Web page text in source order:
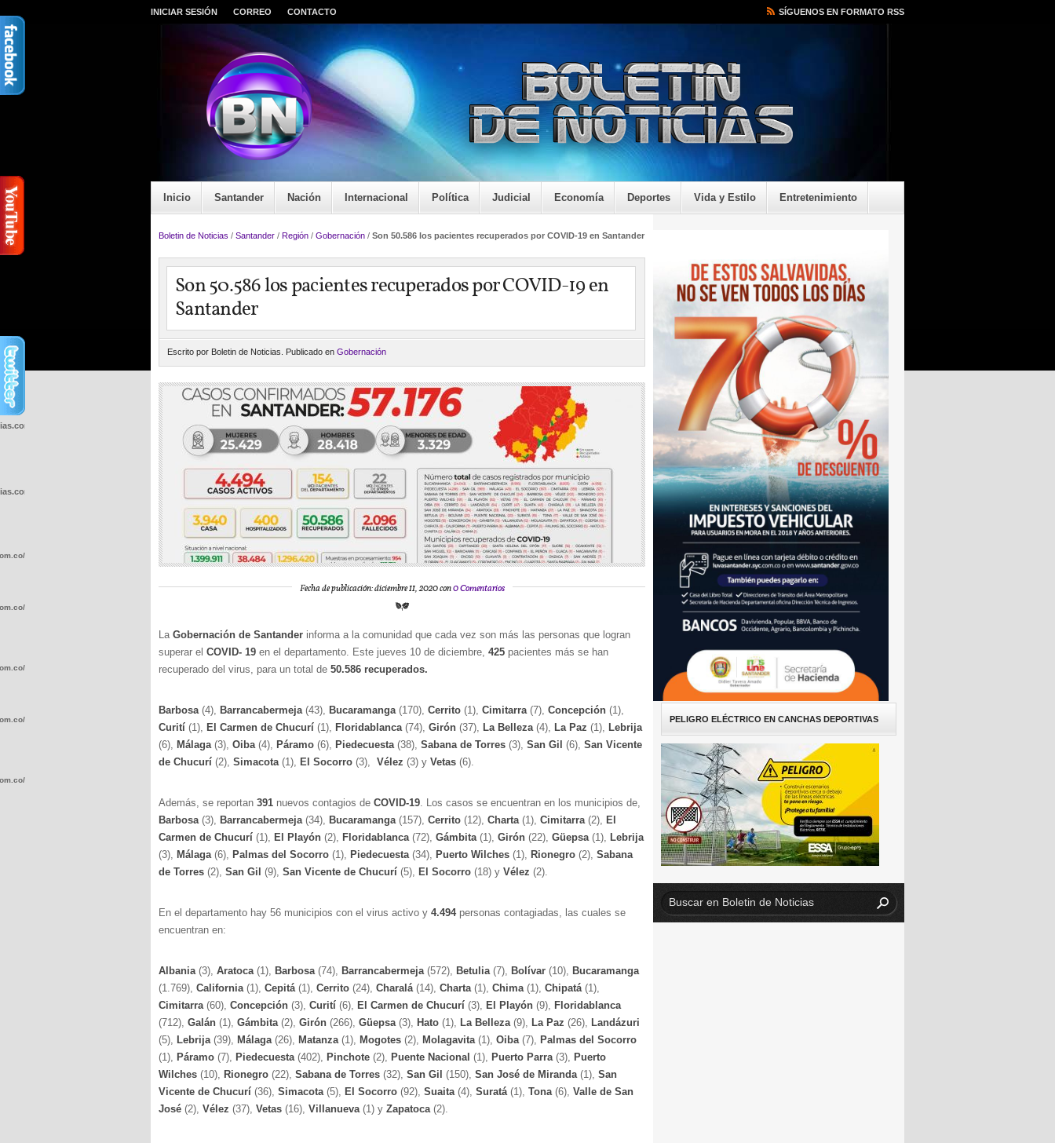
INICIAR SESIÓN CORREO CONTACTO SÍGUENOS EN FORMATO RSS
Inicio Santander Nación Internacional Política Judicial Economía Deportes Vida y Estilo Entretenimiento
Boletin de Noticias / Santander / Región / Gobernación / Son 50.586 los pacientes recuperados por COVID-19 en Santander
Son 50.586 los pacientes recuperados por COVID-19 en
Santander
Escrito por Boletin de Noticias. Publicado en Gobernación
Fecha de publicación: diciembre 11, 2020 con0 Comentarios
La Gobernación de Santander informa a la comunidad que cada vez son más las personas que logran
superar el COVID- 19 en el departamento. Este jueves 10 de diciembre, 425 pacientes más se han
recuperado del virus, para un total de 50.586 recuperados.
Barbosa (4), Barrancabermeja (43), Bucaramanga (170), Cerrito (1), Cimitarra (7), Concepción (1),
Curití (1), El Carmen de Chucurí (1), Floridablanca (74), Girón (37), La Belleza (4), La Paz (1), Lebrija
(6), Málaga (3), Oiba (4), Páramo (6), Piedecuesta (38), Sabana de Torres (3), San Gil (6), San Vicente
de Chucurí (2), Simacota (1), El Socorro (3), Vélez (3) y Vetas (6).
Además, se reportan 391 nuevos contagios de COVID-19. Los casos se encuentran en los municipios de,
Barbosa (3), Barrancabermeja (34), Bucaramanga(157), Cerrito (12), Charta (1), Cimitarra(2), El
Carmen de Chucurí (1), El Playón (2), Floridablanca(72), Gámbita (1), Girón (22), Güepsa (1), Lebrija
(3), Málaga (6), Palmas del Socorro (1), Piedecuesta (34), Puerto Wilches (1), Rionegro (2), Sabana
de Torres (2), San Gil (9), San Vicente de Chucurí (5), El Socorro (18) y Vélez (2).
En el departamento hay 56 municipios con el virus activo y 4.494personas contagiadas, las cuales se
encuentran en:
Albania (3), Aratoca (1), Barbosa (74), Barrancabermeja (572), Betulia (7), Bolívar (10), Bucaramanga
(1.769), California (1), Cepitá (1), Cerrito (24), Charalá (14), Charta (1), Chima (1), Chipatá (1),
Cimitarra (60), Concepción (3), Curití (6), El Carmen de Chucurí (3), El Playón (9), Floridablanca
(712), Galán (1), Gámbita (2), Girón (266), Güepsa (3), Hato (1), La Belleza (9), La Paz (26), Landázuri
(5), Lebrija (39), Málaga (26), Matanza (1), Mogotes (2), Molagavita (1), Oiba (7), Palmas del Socorro
(1), Páramo (7), Piedecuesta (402), Pinchote (2), Puente Nacional (1), Puerto Parra (3), Puerto
Wilches (10), Rionegro (22), Sabana de Torres (32), San Gil (150), San José de Miranda (1), San
Vicente de Chucurí (36), Simacota (5), El Socorro (92), Suaita (4), Suratá (1), Tona (6), Valle de San
José (2), Vélez (37), Vetas (16), Villanueva (1) y Zapatoca (2).
PELIGRO ELÉCTRICO EN CANCHAS DEPORTIVAS
wp-
wp-
wp-
wp-
wp-
wp-
wp-